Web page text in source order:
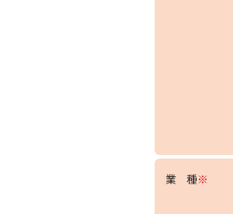
業 種※